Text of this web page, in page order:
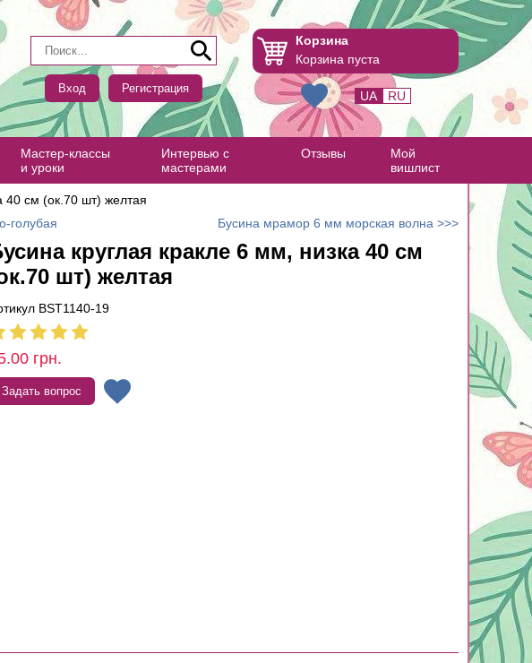
Вход Регистрация
Корзина
Корзина пуста
UA RU
Мастер-классы
и уроки
Интервью с
мастерами
Отзывы
Мой
вишлист
40 см (ок.70 шт) желтая
голубая
Бусина мрамор 6 мм морская волна >>>
круглая кракле 6 мм, низка 40 см
шт) желтая
BST1140-19
грн.
Задать вопрос